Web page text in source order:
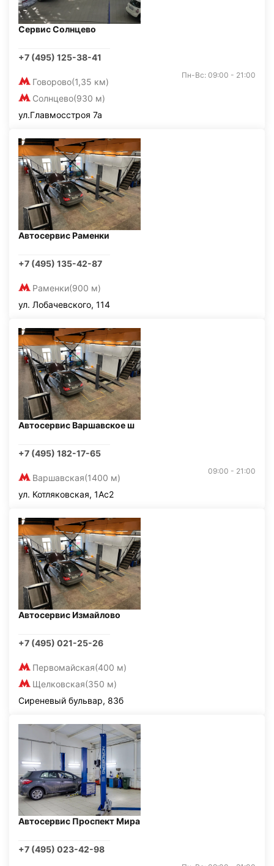
Сервис Солнцево
+7 (495) 125-38-41
Говорово(1,35 км)
Солнцево(930 м)
Пн-Вс: 09:00 - 21:00
ул.Главмосстроя 7а
Автосервис Раменки
+7 (495) 135-42-87
Раменки(900 м)
ул. Лобачевского, 114
Автосервис Варшавское ш
+7 (495) 182-17-65
Варшавская(1400 м)
09:00 - 21:00
ул. Котляковская, 1Ас2
Автосервис Измайлово
+7 (495) 021-25-26
Первомайская(400 м)
Щелковская(350 м)
Сиреневый бульвар, 83б
Автосервис Проспект Мира
+7 (495) 023-42-98